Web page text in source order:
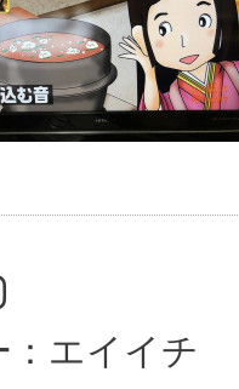
：エイイチ